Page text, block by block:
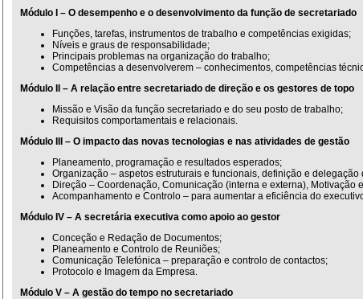
Módulo I – O desempenho e o desenvolvimento da função de secretariado
Funções, tarefas, instrumentos de trabalho e competências exigidas;
Níveis e graus de responsabilidade;
Principais problemas na organização do trabalho;
Competências a desenvolverem – conhecimentos, competências
Módulo II – A relação entre secretariado de direção e os gestores de topo
Missão e Visão da função secretariado e do seu posto de trabalho;
Requisitos comportamentais e relacionais.
Módulo III – O impacto das novas tecnologias e nas atividades de gestão
Planeamento, programação e resultados esperados;
Organização – aspetos estruturais e funcionais, definição e delegação
Direção – Coordenação, Comunicação (interna e externa), Motivação
Acompanhamento e Controlo – para aumentar a eficiência do
Módulo IV – A secretária executiva como apoio ao gestor
Conceção e Redação de Documentos;
Planeamento e Controlo de Reuniões;
Comunicação Telefónica – preparação e controlo de contactos;
Protocolo e Imagem da Empresa.
Módulo V – A gestão do tempo no secretariado